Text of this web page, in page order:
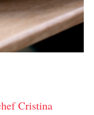
Cristina